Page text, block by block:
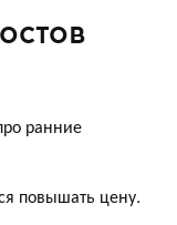
ранние
повышать цену.